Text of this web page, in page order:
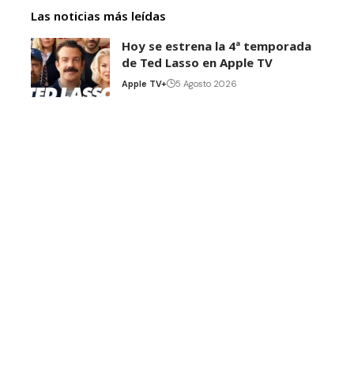
Las noticias más leídas
Hoy se estrena la 4ª temporada
de Ted Lasso en Apple TV
Apple TV+ 5 Agosto 2026